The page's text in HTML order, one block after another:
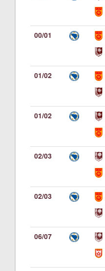
00/01
01/02
01/02
02/03
02/03
06/07